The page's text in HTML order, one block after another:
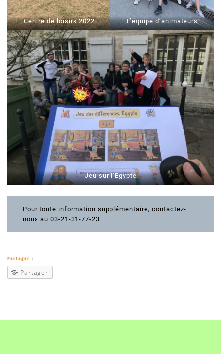
Centre de loisirs 2022 L’équipe d’animateurs
Jeu sur l’Egypte
Pour toute information supplémentaire, contactez-
nous au 03-21-31-77-23
Partager :
Partager